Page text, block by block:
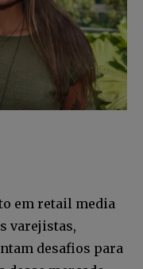
em retail media
varejistas,
desafios para